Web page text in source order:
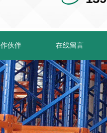
伙伴 在线留言